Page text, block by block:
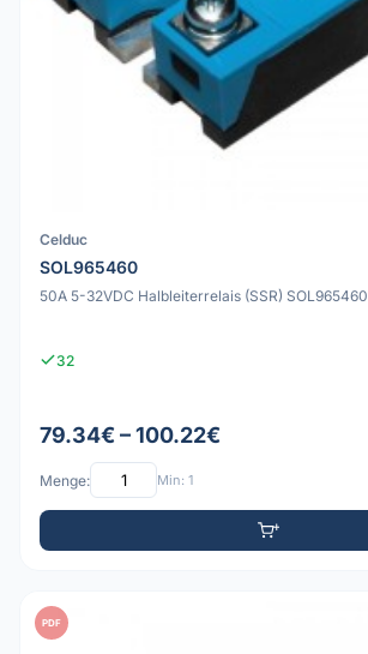
Celduc
SOL965460
50A 5-32VDC Halbleiterrelais (SSR) SOL965460
32
79.34€ – 100.22€
Menge: Min: 1
PDF